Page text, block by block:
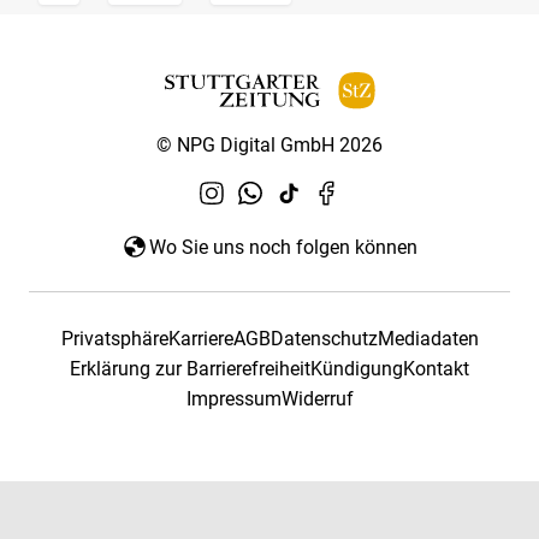
© NPG Digital GmbH 2026
Wo Sie uns noch folgen können
PrivatsphäreKarriereAGBDatenschutzMediadaten
Erklärung zur BarrierefreiheitKündigungKontakt
ImpressumWiderruf